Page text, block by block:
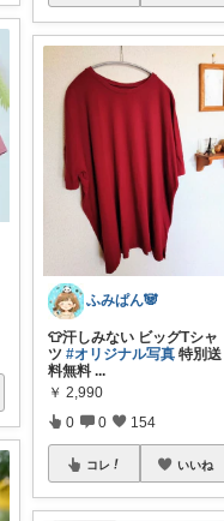
ふみぱん🐼
👕汗しみない ビッグTシャ
ツ#オリジナル写真 特別送
料無料 ...
￥ 2,990
0 0 154
コレ いいね